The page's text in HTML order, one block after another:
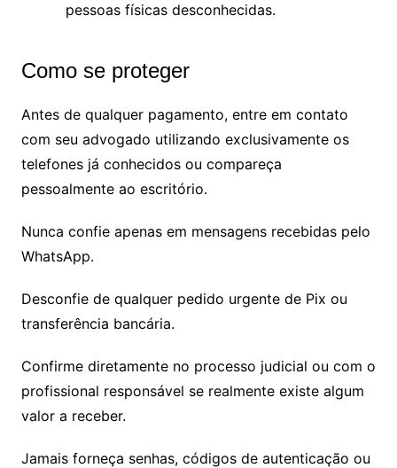
pessoas físicas desconhecidas.
Como se proteger
Antes de qualquer pagamento, entre em contato
com seu advogado utilizando exclusivamente os
telefones já conhecidos ou compareça
pessoalmente ao escritório.
Nunca confie apenas em mensagens recebidas pelo
WhatsApp.
Desconfie de qualquer pedido urgente de Pix ou
transferência bancária.
Confirme diretamente no processo judicial ou com o
profissional responsável se realmente existe algum
valor a receber.
Jamais forneça senhas, códigos de autenticação ou